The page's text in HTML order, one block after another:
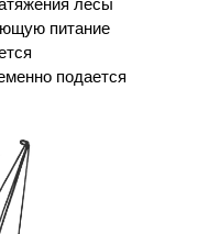
лесы
питание
подается